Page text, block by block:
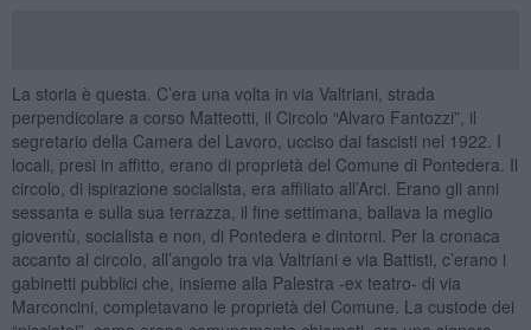
La storia è questa. C’era una volta in via Valtriani, strada
perpendicolare a corso Matteotti, il Circolo “Alvaro Fantozzi”, il
segretario della Camera del Lavoro, ucciso dai fascisti nel 1922. I
locali, presi in affitto, erano di proprietà del Comune di Pontedera. Il
circolo, di ispirazione socialista, era affiliato all’Arci. Erano gli anni
sessanta e sulla sua terrazza, il fine settimana, ballava la meglio
gioventù, socialista e non, di Pontedera e dintorni. Per la cronaca
accanto al circolo, all’angolo tra via Valtriani e via Battisti, c’erano i
gabinetti pubblici che, insieme alla Palestra -ex teatro- di via
Marconcini, completavano le proprietà del Comune. La custode dei